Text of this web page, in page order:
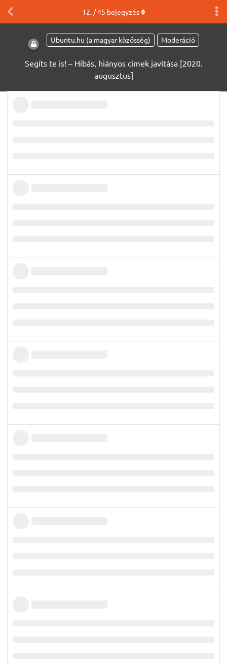
Ubuntu.hu (a magyar közösség) Moderáció
Segíts te is! – Hibás, hiányos címek javítása [2020.
augusztus]
12. /45 bejegyzés